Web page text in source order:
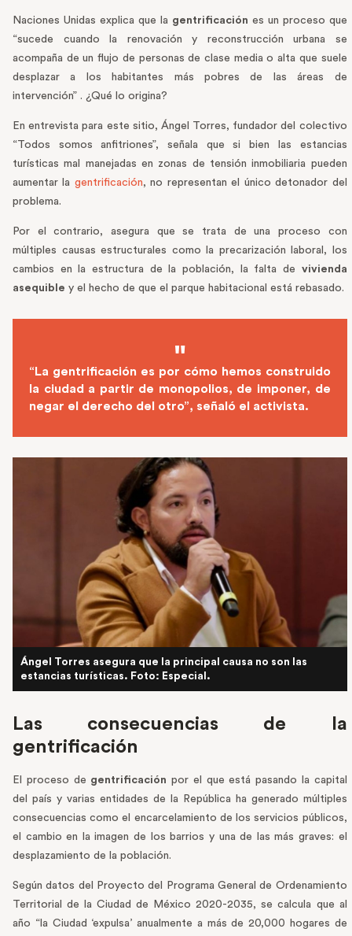
Naciones Unidas explica que la gentrificación es un proceso que
“sucede cuando la renovación y reconstrucción urbana se
acompaña de un flujo de personas de clase media o alta que suele
desplazar a los habitantes más pobres de las áreas de
intervención” . ¿Qué lo origina?
En entrevista para este sitio, Ángel Torres, fundador del colectivo
“Todos somos anfitriones”, señala que si bien las estancias
turísticas mal manejadas en zonas de tensión inmobiliaria pueden
aumentar la gentrificación, no representan el único detonador del
problema.
Por el contrario, asegura que se trata de una proceso con
múltiples causas estructurales como la precarización laboral, los
cambios en la estructura de la población, la falta de vivienda
asequible y el hecho de que el parque habitacional está rebasado.
“La gentrificación es por cómo hemos construido
la ciudad a partir de monopolios, de imponer, de
negar el derecho del otro”, señaló el activista.
Ángel Torres asegura que la principal causa no son las
estancias turísticas. Foto: Especial.
Las consecuencias de la
gentrificación
El proceso de gentrificación por el que está pasando la capital
del país y varias entidades de la República ha generado múltiples
consecuencias como el encarcelamiento de los servicios públicos,
el cambio en la imagen de los barrios y una de las más graves: el
desplazamiento de la población.
Según datos del Proyecto del Programa General de Ordenamiento
Territorial de la Ciudad de México 2020-2035, se calcula que al
año “la Ciudad ‘expulsa’ anualmente a más de 20,000 hogares de